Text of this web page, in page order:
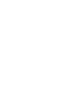
rol zeefdrukmachine
feeder, een
heteluchtdroger. UV-
optioneel
printen van labels met
een poedermachine
toegevoegd.